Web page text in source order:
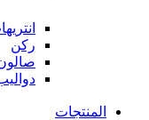
ركن
المنتجات